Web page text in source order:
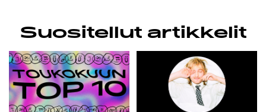
Suositellut artikkelit